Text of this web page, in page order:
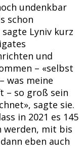
undenkbar
schon
Lyniv kurz
und
– «selbst
was meine
– so groß sein
sagte sie.
in 2021 es 145
werden, mit bis
eben auch